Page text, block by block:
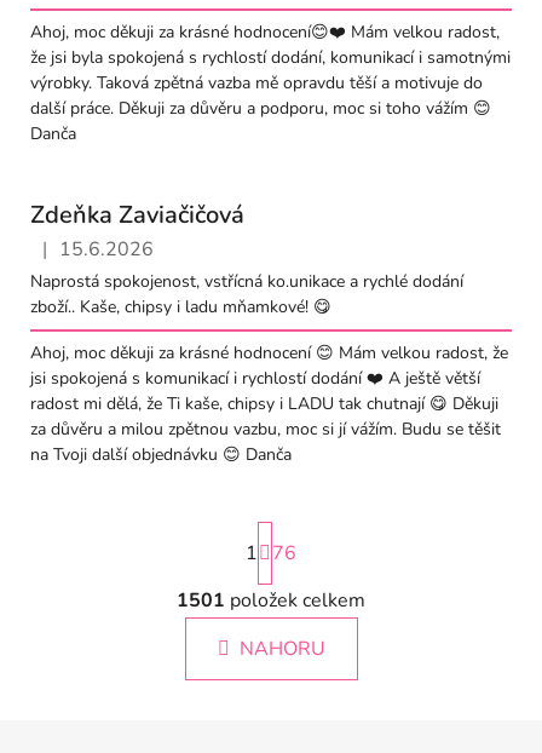
Ahoj, moc děkuji za krásné hodnocení😊❤️ Mám velkou radost,
že jsi byla spokojená s rychlostí dodání, komunikací i samotnými
výrobky. Taková zpětná vazba mě opravdu těší a motivuje do
další práce. Děkuji za důvěru a podporu, moc si toho vážím 😊
Danča
Zdeňka Zaviačičová
Hodnocení obchodu je 5 z 5 hvězdiček.
| 15.6.2026
Naprostá spokojenost, vstřícná ko.unikace a rychlé dodání
zboží.. Kaše, chipsy i ladu mňamkové! 😋
Ahoj, moc děkuji za krásné hodnocení 😊 Mám velkou radost, že
jsi spokojená s komunikací i rychlostí dodání ❤️ A ještě větší
radost mi dělá, že Ti kaše, chipsy i LADU tak chutnají 😋 Děkuji
za důvěru a milou zpětnou vazbu, moc si jí vážím. Budu se těšit
na Tvoji další objednávku 😊 Danča
O
v
l
á
S
t
r
á
n
k
1
76
1501 položek celkem
NAHORU